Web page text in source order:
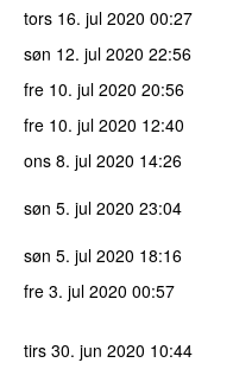
tors 16. jul 2020 00:27
søn 12. jul 2020 22:56
fre 10. jul 2020 20:56
fre 10. jul 2020 12:40
ons 8. jul 2020 14:26
søn 5. jul 2020 23:04
søn 5. jul 2020 18:16
fre 3. jul 2020 00:57
tirs 30. jun 2020 10:44